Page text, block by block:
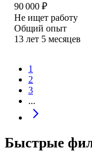
90 000 ₽
Не ищет работу
Общий опыт
13 лет 5 месяцев
1
2
3
...
Быстрые